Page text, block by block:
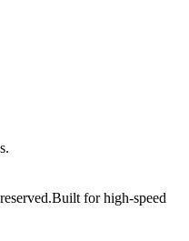
Built for high-speed